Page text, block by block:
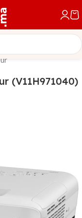
(V11H971040)